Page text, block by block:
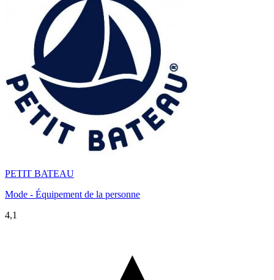
PETIT BATEAU
Mode - Équipement de la personne
4,1